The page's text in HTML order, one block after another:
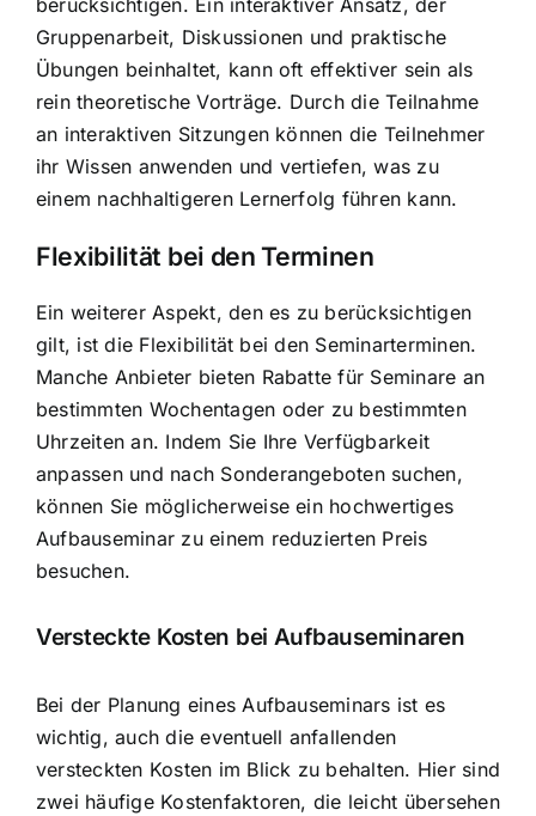
berücksichtigen. Ein interaktiver Ansatz, der
Gruppenarbeit, Diskussionen und praktische
Übungen beinhaltet, kann oft effektiver sein als
rein theoretische Vorträge. Durch die Teilnahme
an interaktiven Sitzungen können die Teilnehmer
ihr Wissen anwenden und vertiefen, was zu
einem nachhaltigeren Lernerfolg führen kann.
Flexibilität bei den Terminen
Ein weiterer Aspekt, den es zu berücksichtigen
gilt, ist die Flexibilität bei den Seminarterminen.
Manche Anbieter bieten Rabatte für Seminare an
bestimmten Wochentagen oder zu bestimmten
Uhrzeiten an. Indem Sie Ihre Verfügbarkeit
anpassen und nach Sonderangeboten suchen,
können Sie möglicherweise ein hochwertiges
Aufbauseminar zu einem reduzierten Preis
besuchen.
Versteckte Kosten bei Aufbauseminaren
Bei der Planung eines Aufbauseminars ist es
wichtig, auch die eventuell anfallenden
versteckten Kosten im Blick zu behalten. Hier sind
zwei häufige Kostenfaktoren, die leicht übersehen